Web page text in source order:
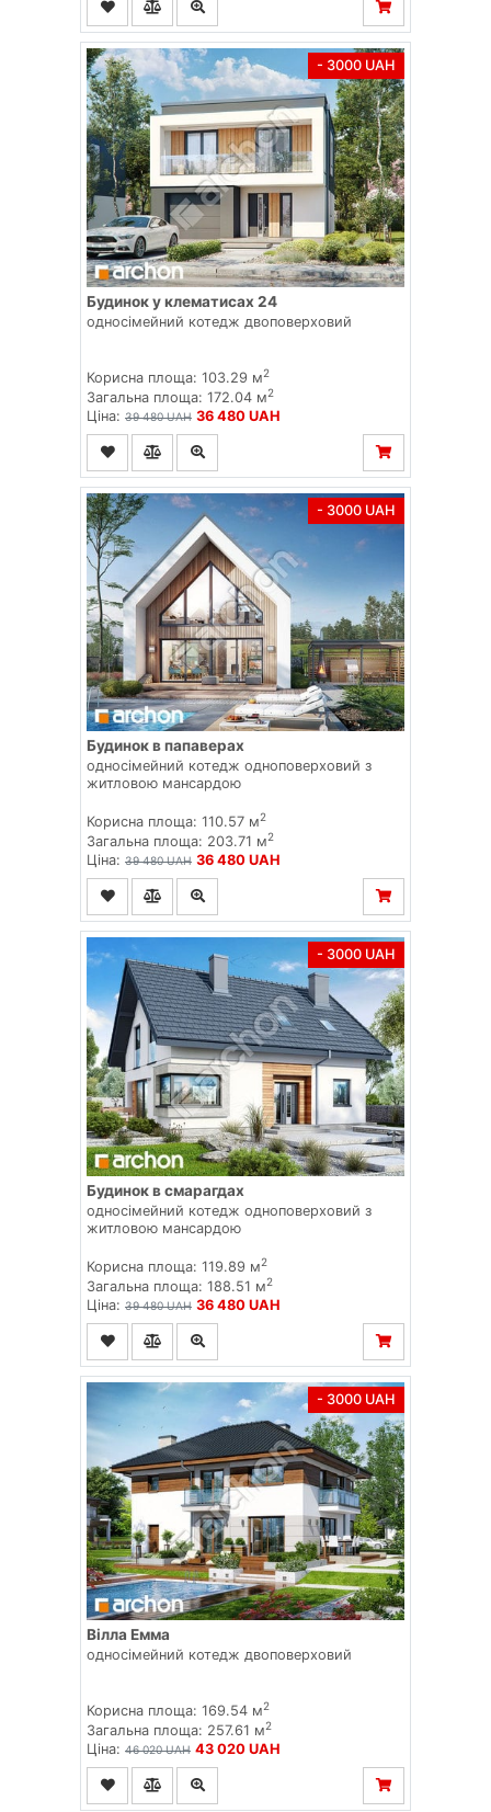
- 3000 UAH
Будинок у клематисах 24
односімейний котедж двоповерховий
Корисна площа: 103.29 м2
Загальна площа: 172.04 м2
Ціна: 39 480 UAH 36 480 UAH
- 3000 UAH
Будинок в папаверах
односімейний котедж одноповерховий з
житловою мансардою
Корисна площа: 110.57 м2
Загальна площа: 203.71 м2
Ціна: 39 480 UAH 36 480 UAH
- 3000 UAH
Будинок в смарагдах
односімейний котедж одноповерховий з
житловою мансардою
Корисна площа: 119.89 м2
Загальна площа: 188.51 м2
Ціна: 39 480 UAH 36 480 UAH
- 3000 UAH
Вілла Емма
односімейний котедж двоповерховий
Корисна площа: 169.54 м2
Загальна площа: 257.61 м2
Ціна: 46 020 UAH 43 020 UAH